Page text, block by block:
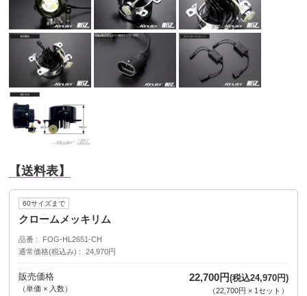
【送料表】
60サイズまで
クロームメッキリム
品番
FOG-HL2651-CH
通常価格(税込み)
24,970円
販売価格
（単価 × 入数）
22,700円(税込24,970円)
（22,700円 × 1 セット ）